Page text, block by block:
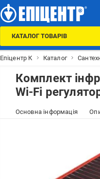
КАТАЛОГ ТОВАРІВ
Епіцентр К Каталог
Комплект
Wi-Fi
Основна інформація